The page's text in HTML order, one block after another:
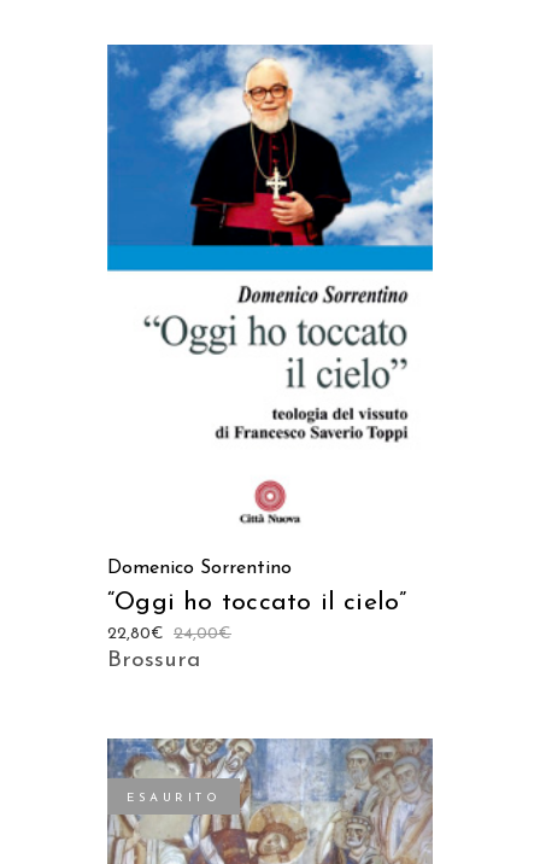
AGGIUNGI AL CARRELLO
Domenico Sorrentino
“Oggi ho toccato il cielo”
24,00€
22,80€
Brossura
ESAURITO